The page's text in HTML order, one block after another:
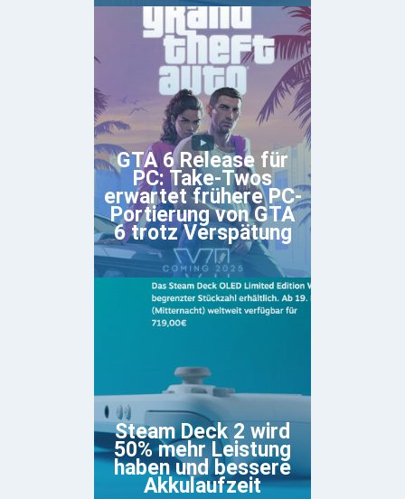
GTA 6 Release für
PC: Take-Twos
erwartet frühere PC-
Portierung von GTA
6 trotz Verspätung
Steam Deck 2 wird
50% mehr Leistung
haben und bessere
Akkulaufzeit